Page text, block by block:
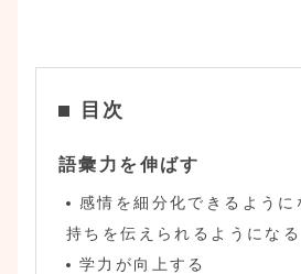
目次
語彙力を伸ばす
感情を細分化できるように
持ちを伝えられるようになる
学力が向上する